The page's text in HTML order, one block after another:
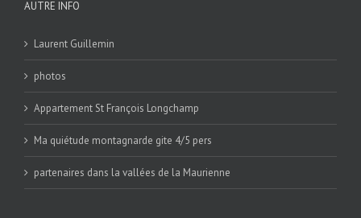
AUTRE INFO
Laurent Guillemin
photos
Appartement St François Longchamp
Ma quiétude montagnarde gite 4/5 pers
partenaires dans la vallées de la Maurienne